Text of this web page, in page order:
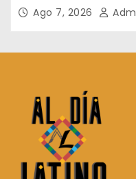
Ago 7, 2026